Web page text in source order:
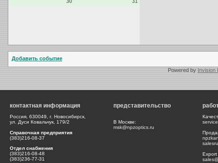
Добавить событие
Powered by Invision
контактная информация
Россия, 630049, г. Новосибирск,
ул. Дуси Ковальчук, 179/2
Справочная предприятия
(383)216-08-37
Отдел снабжения
(383)216-08-48
(383)236-77-31
представительство
В Москве:
msk@npzoptics.ru